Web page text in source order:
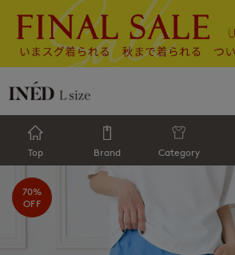
Top Brand Category
70%
OFF